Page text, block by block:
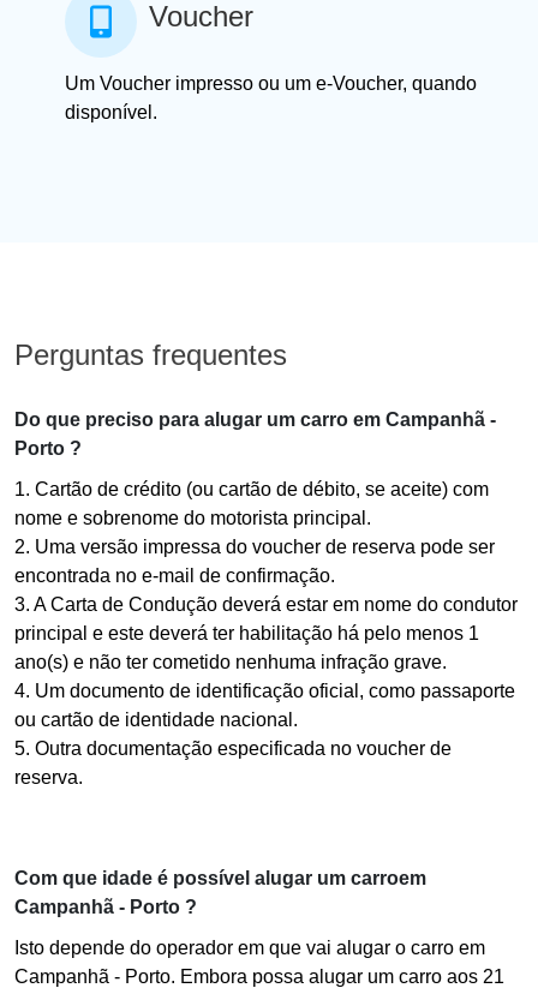
Voucher
Um Voucher impresso ou um e-Voucher, quando
disponível.
Perguntas frequentes
Do que preciso para alugar um carro em Campanhã -
Porto ?
1. Cartão de crédito (ou cartão de débito, se aceite) com
nome e sobrenome do motorista principal.
2. Uma versão impressa do voucher de reserva pode ser
encontrada no e-mail de confirmação.
3. A Carta de Condução deverá estar em nome do condutor
principal e este deverá ter habilitação há pelo menos 1
ano(s) e não ter cometido nenhuma infração grave.
4. Um documento de identificação oficial, como passaporte
ou cartão de identidade nacional.
5. Outra documentação especificada no voucher de
reserva.
Com que idade é possível alugar um carroem
Campanhã - Porto ?
Isto depende do operador em que vai alugar o carro em
Campanhã - Porto. Embora possa alugar um carro aos 21